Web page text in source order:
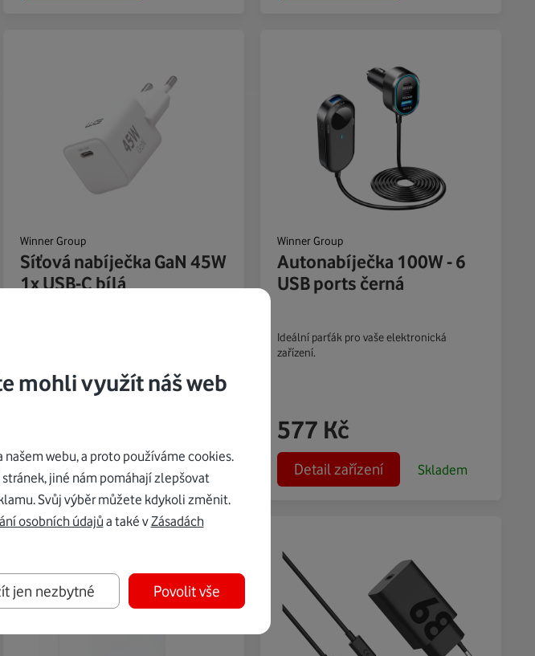
Winner Group
Síťová nabíječka GaN 45W
1x USB-C bílá
Detail zařízení Skladem
Winner Group
Autonabíječka 100W - 6
USB ports černá
Ideální parťák pro vaše elektronická
zařízení.
577 Kč
Detail zařízení Skladem
mohli využít náš web
webu, a proto používáme cookies.
jiné nám pomáhají zlepšovat
Svůj výběr můžete kdykoli změnit.
osobních údajů a také vZásadách
jen nezbytné Povolit vše